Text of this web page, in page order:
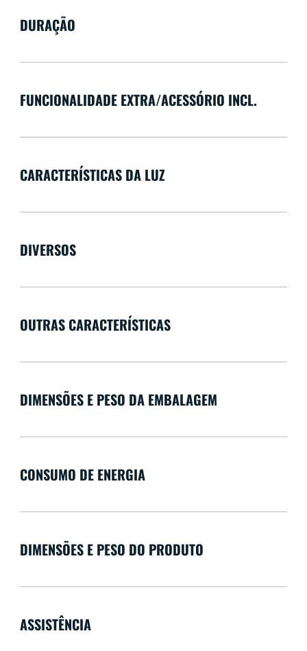
DURAÇÃO
FUNCIONALIDADE EXTRA/ACESSÓRIO INCL.
CARACTERÍSTICAS DA LUZ
DIVERSOS
OUTRAS CARACTERÍSTICAS
DIMENSÕES E PESO DA EMBALAGEM
CONSUMO DE ENERGIA
DIMENSÕES E PESO DO PRODUTO
ASSISTÊNCIA